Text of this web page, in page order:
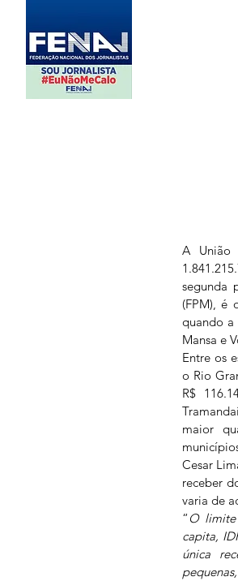
A União
segunda
(FPM), é
quando a
Mansa e
Entre os
o Rio
R$
maior
Cesar
receber
varia de
“ O limite
capita,
única